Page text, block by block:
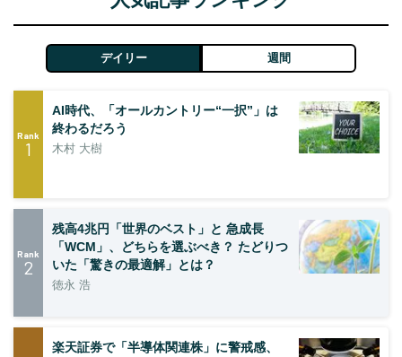
デイリー 週間
Rank
1
AI時代、「オールカントリー“一択”」は
終わるだろう
木村 大樹
Rank
2
残高4兆円「世界のベスト」と 急成長
「WCM」、どちらを選ぶべき？ たどりつ
いた「驚きの最適解」とは？
徳永 浩
楽天証券で「半導体関連株」に警戒感、